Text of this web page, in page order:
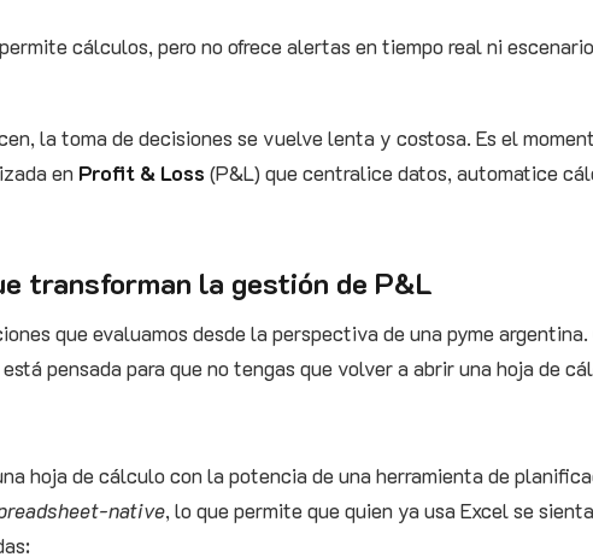
cálculos, pero no ofrece alertas en tiempo real ni
la toma de decisiones se vuelve lenta y costosa. Es el
en Profit & Loss (P&L) que centralice datos, automatice
transforman la gestión de P&L
que evaluamos desde la perspectiva de una pyme argentina.
pensada para que no tengas que volver a abrir una hoja de
hoja de cálculo con la potencia de una herramienta de
, lo que permite que quien ya usa Excel se